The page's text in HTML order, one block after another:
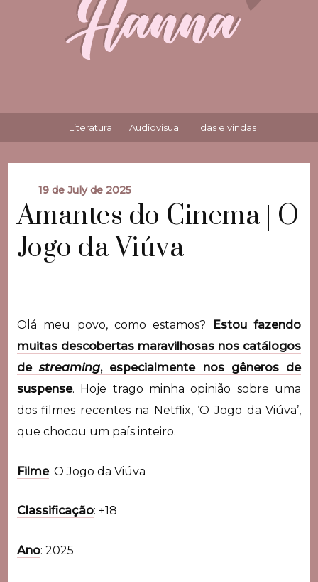
Literatura Audiovisual Idas e vindas
19 de July de 2025
Amantes do Cinema | O
Jogo da Viúva
Olá meu povo, como estamos?
Estou fazendo
muitas descobertas maravilhosas nos catálogos
destreaming, especialmente nos gêneros de
suspense. Hoje trago minha opinião sobre uma
dos filmes recentes na Netflix, ‘O Jogo da Viúva’,
que chocou um país inteiro.
Filme: O Jogo da Viúva
Classificação: +18
Ano: 2025